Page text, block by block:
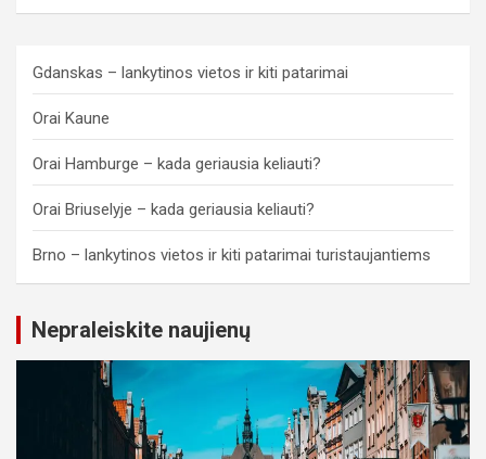
Gdanskas – lankytinos vietos ir kiti patarimai
Orai Kaune
Orai Hamburge – kada geriausia keliauti?
Orai Briuselyje – kada geriausia keliauti?
Brno – lankytinos vietos ir kiti patarimai turistaujantiems
Nepraleiskite naujienų